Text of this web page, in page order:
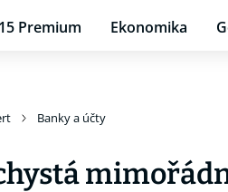
Premium Ekonomika
Banky a účty